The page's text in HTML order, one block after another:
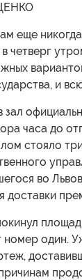
еще
четверг
и
часа до
стояло
во
доставки
номер один.